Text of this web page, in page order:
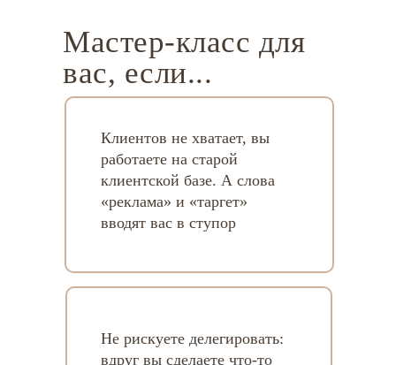
Мастер-класс для
вас, если...
Клиентов не хватает, вы
работаете на старой
клиентской базе. А слова
«реклама» и «таргет»
вводят вас в ступор
Не рискуете делегировать:
вдруг вы сделаете что-то